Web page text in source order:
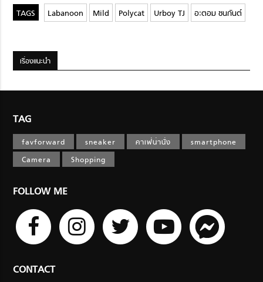
Labanoon Mild Polycat Urboy TJ อะตอม ชนกันต์
เรื่องแนะนำ
TAG
favforward sneaker คาเฟ่น่านั่ง
smartphone
Camera
Shopping
FOLLOW ME
CONTACT